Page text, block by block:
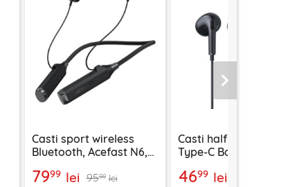
Casti sport wireless
Bluetooth, Acefast N6,
7999 lei 9599 lei
Casti half-in-ear cu fir
Type-C Baseus Encok
4699 lei